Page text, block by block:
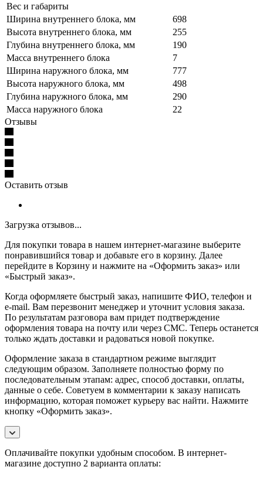
Вес и габариты
Ширина внутреннего блока, мм
698
Высота внутреннего блока, мм
255
Глубина внутреннего блока, мм
190
Масса внутреннего блока
7
Ширина наружного блока, мм
777
Высота наружного блока, мм
498
Глубина наружного блока, мм
290
Масса наружного блока
22
Отзывы
Оставить отзыв
Загрузка отзывов...
Для покупки товара в нашем интернет-магазине выберите
понравившийся товар и добавьте его в корзину. Далее
перейдите в Корзину и нажмите на «Оформить заказ» или
«Быстрый заказ».
Когда оформляете быстрый заказ, напишите ФИО, телефон и
e-mail. Вам перезвонит менеджер и уточнит условия заказа.
По результатам разговора вам придет подтверждение
оформления товара на почту или через СМС. Теперь останется
только ждать доставки и радоваться новой покупке.
Оформление заказа в стандартном режиме выглядит
следующим образом. Заполняете полностью форму по
последовательным этапам: адрес, способ доставки, оплаты,
данные о себе. Советуем в комментарии к заказу написать
информацию, которая поможет курьеру вас найти. Нажмите
кнопку «Оформить заказ».
Оплачивайте покупки удобным способом. В интернет-
магазине доступно 2 варианта оплаты: